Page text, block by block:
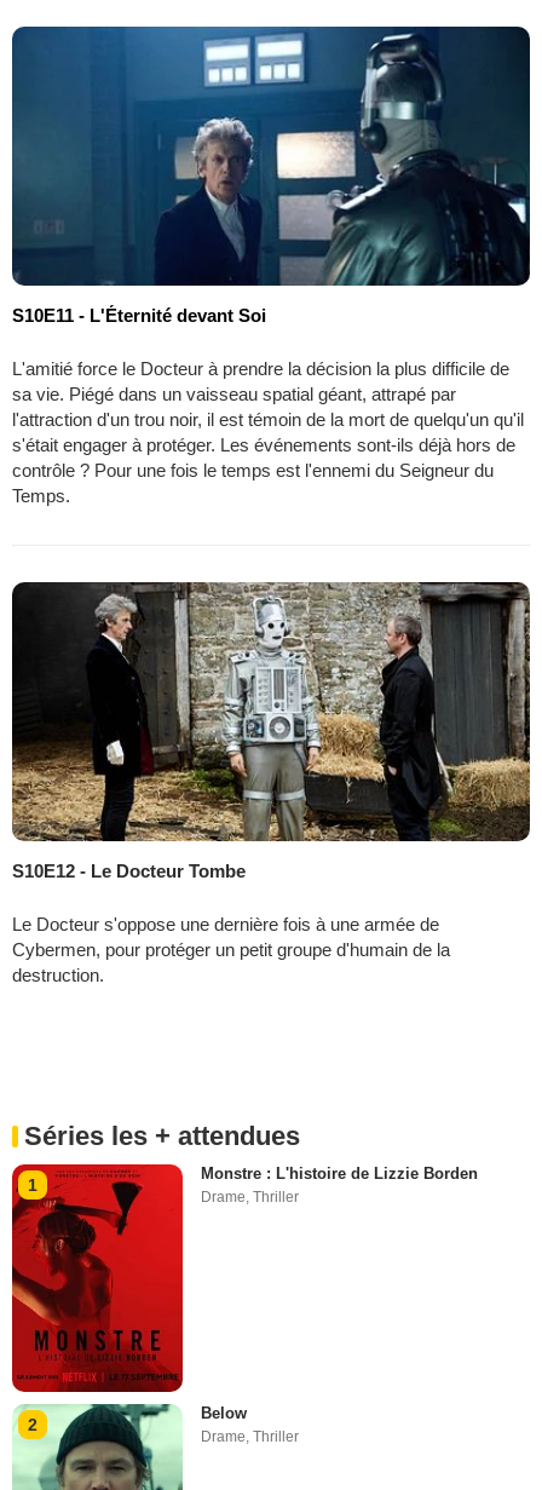
S10E11 - L'Éternité devant Soi
L'amitié force le Docteur à prendre la décision la plus difficile de
sa vie. Piégé dans un vaisseau spatial géant, attrapé par
l'attraction d'un trou noir, il est témoin de la mort de quelqu'un qu'il
s'était engager à protéger. Les événements sont-ils déjà hors de
contrôle ? Pour une fois le temps est l'ennemi du Seigneur du
Temps.
S10E12 - Le Docteur Tombe
Le Docteur s'oppose une dernière fois à une armée de
Cybermen, pour protéger un petit groupe d'humain de la
destruction.
Séries les + attendues
1
Monstre : L'histoire de Lizzie Borden
Drame ,Thriller
2
Below
Drame,Thriller